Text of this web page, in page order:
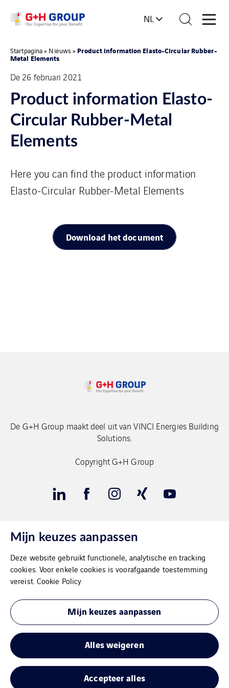
NL
Startpagina» Nieuws» Product information Elasto-Circular Rubber-
Metal Elements
De 26 februari 2021
Product information Elasto-
Circular Rubber-Metal
Elements
Here you can find the product information
Elasto-Circular Rubber-Metal Elements
Download het document
De G+H Group maakt deel uit van VINCI Energies Building
Solutions.
Copyright G+H Group
Contact
Gegevensbeschermimg
Impressum
Cookies
Sitemap
Mijn keuzes aanpassen
Deze website gebruikt functionele, analytische en tracking
cookies. Voor enkele cookies is voorafgaande toestemming
vereist. Cookie Policy
Mijn keuzes aanpassen
Alles weigeren
Accepteer alles